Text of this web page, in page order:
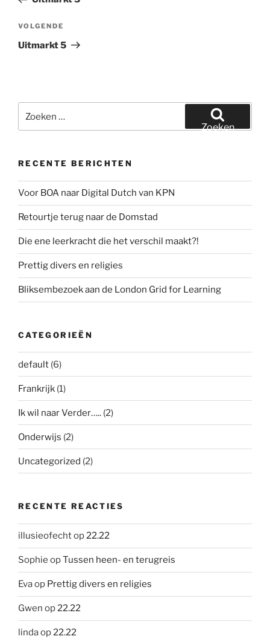
Volgend
bericht
VOLGENDE
Uitmarkt 5
naar:
Zoeken
RECENTE BERICHTEN
Voor BOA naar Digital Dutch van KPN
Retourtje terug naar de Domstad
Die ene leerkracht die het verschil maakt?!
Prettig divers en religies
Bliksembezoek aan de London Grid for Learning
CATEGORIEËN
default (6)
Frankrijk (1)
Ik wil naar Verder….. (2)
Onderwijs (2)
Uncategorized (2)
RECENTE REACTIES
illusieofechtop22.22
Sophie opTussen heen- en terugreis
Evaop Prettig divers en religies
Gwen op22.22
lindaop22.22